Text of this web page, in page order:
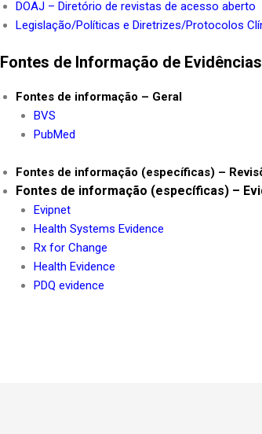
DOAJ – Diretório de revistas de acesso aberto
Legislação/Políticas e Diretrizes/Protocolos
Fontes de Informação de
Fontes de informação – Geral
BVS
PubMed
Fontes de informação (específicas) –
Fontes de informação (específicas) –
Evipnet
Health Systems Evidence
Rx for Change
Health Evidence
PDQ evidence